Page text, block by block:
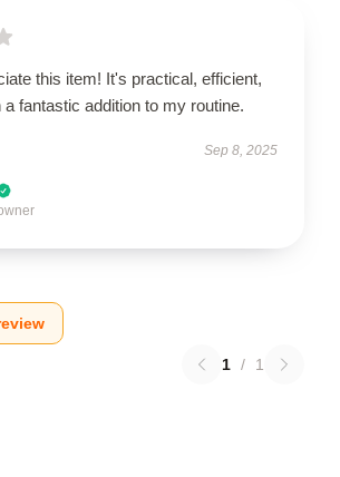
this item! It's practical, efficient,
a fantastic addition to my routine.
Sep 8, 2025
1 / 1